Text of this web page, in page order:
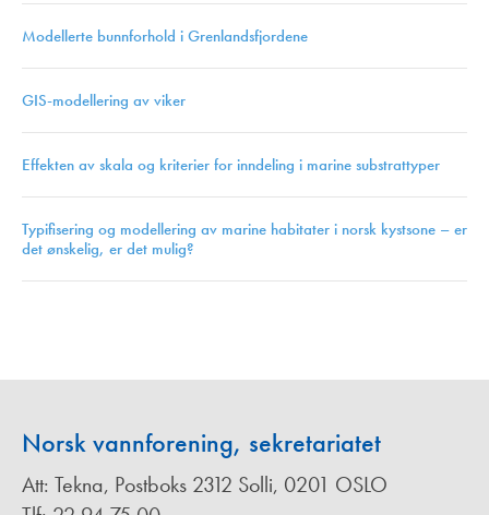
Modellerte bunnforhold i Grenlandsfjordene
GIS-modellering av viker
Effekten av skala og kriterier for inndeling i marine substrattyper
Typifisering og modellering av marine habitater i norsk kystsone – er
det ønskelig, er det mulig?
Norsk vannforening, sekretariatet
Att: Tekna, Postboks 2312 Solli, 0201 OSLO